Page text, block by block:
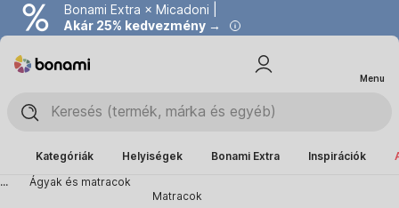
Bonami Extra × Micadoni |
Akár 25% kedvezmény →
Menu
Kategóriák Helyiségek Bonami Extra Inspirációk
...
Ágyak és matracok
Matracok